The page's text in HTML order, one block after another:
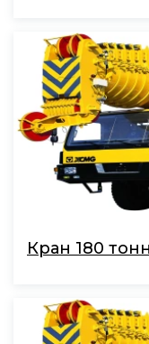
Кран 180 тонн